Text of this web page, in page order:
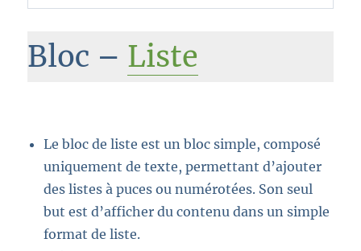
Bloc – Liste
Le bloc de liste est un bloc simple, composé
uniquement de texte, permettant d’ajouter
des listes à puces ou numérotées. Son seul
but est d’afficher du contenu dans un simple
format de liste.